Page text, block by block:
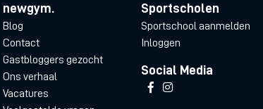
newgym.
Blog
Contact
Gastbloggers gezocht
Ons verhaal
Vacatures
Sportscholen
Sportschool aanmelden
Inloggen
Social Media